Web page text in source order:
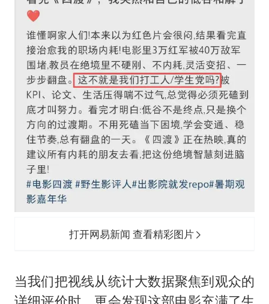
打开网易新闻 查看精彩图片
当我们把视线从统计大数据聚焦到观众的